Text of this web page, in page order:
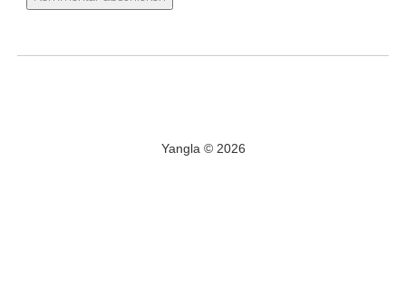
Yangla © 2026